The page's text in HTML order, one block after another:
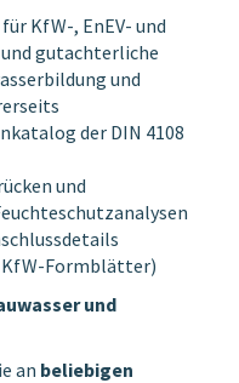
KfW-, EnEV- und
gutachterliche
und
der DIN 4108
und
Formblätter)
und
an beliebigen